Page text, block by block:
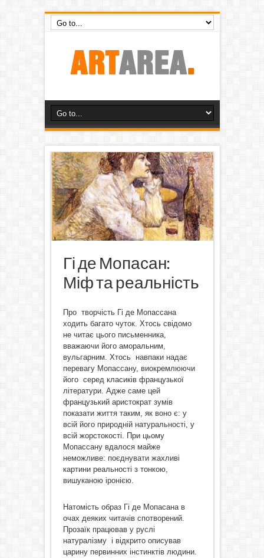
Гі де Мопасан:
Міф та реальність
Про творчість Гі де Мопассана
ходить багато чуток. Хтось свідомо
не читає цього письменника,
вважаючи його аморальним,
вульгарним. Хтось навпаки надає
перевагу Мопассану, виокремлюючи
його серед класиків французької
літератури. Адже саме цей
французький аристократ зумів
показати життя таким, як воно є: у
всій його природній натуральності, у
всій жорстокості. При цьому
Мопассану вдалося майже
неможливе: поєднувати жахливі
картини реальності з тонкою,
вишуканою іронією.
Натомість образ Гі де Мопасана в
очах деяких читачів спотворений.
Прозаїк працював у руслі
натуралізму і відкрито описував
царину первинних інстинктів людини.